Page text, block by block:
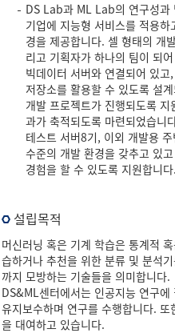
DS Lab과 ML Lab의 연구성과
기업에 지능형 서비스를 적용
경을 제공합니다. 셀 형태의 개
리고 기획자가 하나의 팀이 되
빅데이터 서버와 연결되어 있
저장소를 활용할 수 있도록 설
개발 프로젝트가 진행되도록
과가 축적되도록 마련되었습니
테스트 서버8기, 이외 개발용
수준의 개발 환경을 갖추고 있
경험을 할 수 있도록 지원합니다.
설립목적
머신러닝 혹은 기계 학습은 통계적
습하거나 추천을 위한 분류 및 분석
까지 모방하는 기술들을 의미합니다.
DS&ML센터에서는 인공지능 연구
유지보수하며 연구를 수행합니다.
을 대여하고 있습니다.